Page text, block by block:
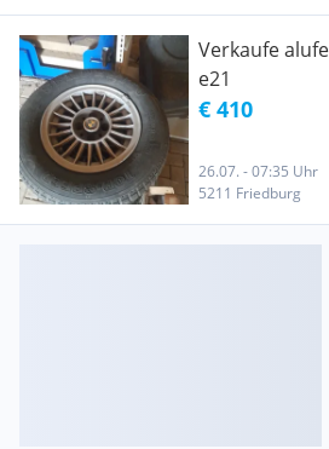
Verkaufe
e21
€ 410
26.07. - 07:35 Uhr
5211 Friedburg